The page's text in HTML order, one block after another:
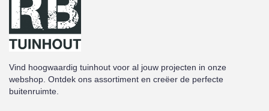
Vind hoogwaardig tuinhout voor al jouw projecten in onze
webshop. Ontdek ons assortiment en creëer de perfecte
buitenruimte.